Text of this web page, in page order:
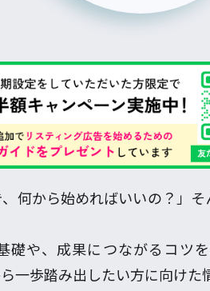
、何から始めればいいの？」
礎や、成果につながるコツ
一歩踏み出したい方に向けた